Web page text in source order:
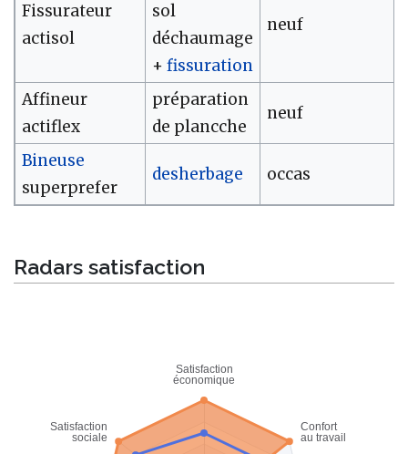
Fissurateur
actisol
sol
déchaumage
+ fissuration
neuf
Affineur
actiflex
préparation
de plancche
neuf
Bineuse
superprefer
desherbage occas
Radars satisfaction